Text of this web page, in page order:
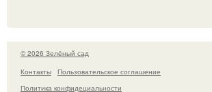
© 2026 Зелёный сад
Контакты
Пользовательское соглашение
Политика конфидециальности